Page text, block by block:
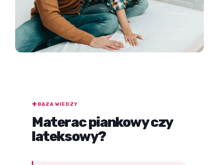
BAZA WIEDZY
Materac piankowy czy
lateksowy?